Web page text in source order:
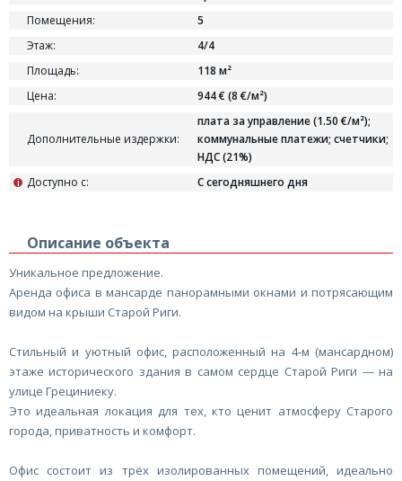
Помещения:
5
Этаж:
4/4
Площадь:
118 м²
Цена:
944 € (8 €/м²)
Дополнительные издержки:
плата за управление (1.50 €/м²);
коммунальные платежи; cчетчики;
НДС (21%)
Доступно с:
i С сегодняшнего дня
Описание объекта
Уникальное предложение.
Аренда офиса в мансарде панорамными окнами и потрясающим
видом на крыши Старой Риги.
Стильный и уютный офис, расположенный на 4-м (мансардном)
этаже исторического здания в самом сердце Старой Риги — на
улице Грециниеку.
Это идеальная локация для тех, кто ценит атмосферу Старого
города, приватность и комфорт.
Офис состоит из трёх изолированных помещений, идеально